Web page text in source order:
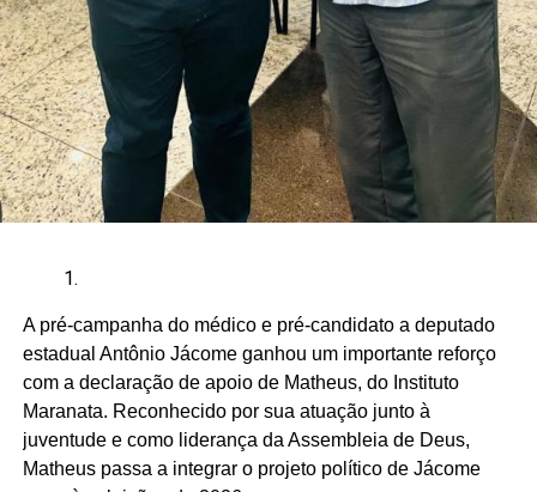
A pré-campanha do médico e pré-candidato a deputado
estadual Antônio Jácome ganhou um importante reforço
com a declaração de apoio de Matheus, do Instituto
Maranata. Reconhecido por sua atuação junto à
juventude e como liderança da Assembleia de Deus,
Matheus passa a integrar o projeto político de Jácome